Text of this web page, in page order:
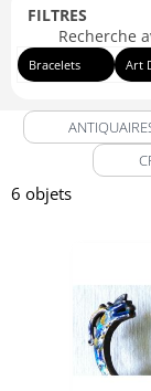
FILTRES
Recherche
Bracelets Art
6 objets